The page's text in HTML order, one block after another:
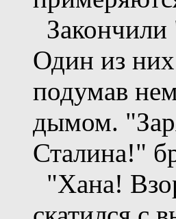
Один из
подумав
дымом.
Сталина!"
"Хана!